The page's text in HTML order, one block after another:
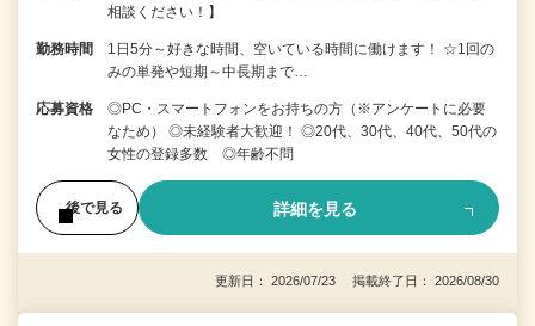
相談ください！】
勤務時間
1日5分～好きな時間、空いている時間に働けます！ ☆1回の
みの単発や短期～中長期まで…
応募資格
◎PC・スマートフォンをお持ちの方（※アンケートに必要
なため） ◎未経験者大歓迎！ ◎20代、30代、40代、50代の
女性の登録多数 ◎年齢不問
後で見る 詳細を見る
更新日： 2026/07/23 掲載終了日： 2026/08/30